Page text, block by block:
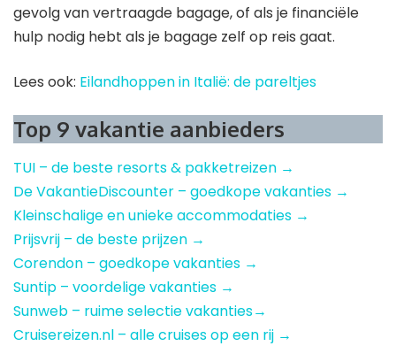
gevolg van vertraagde bagage, of als je financiële
hulp nodig hebt als je bagage zelf op reis gaat.
Lees ook: Eilandhoppen in Italië: de pareltjes
Top 9 vakantie aanbieders
TUI – de beste resorts & pakketreizen →
De VakantieDiscounter – goedkope vakanties →
Kleinschalige en unieke accommodaties →
Prijsvrij – de beste prijzen →
Corendon – goedkope vakanties →
Suntip – voordelige vakanties →
Sunweb – ruime selectie vakanties→
Cruisereizen.nl – alle cruises op een rij →